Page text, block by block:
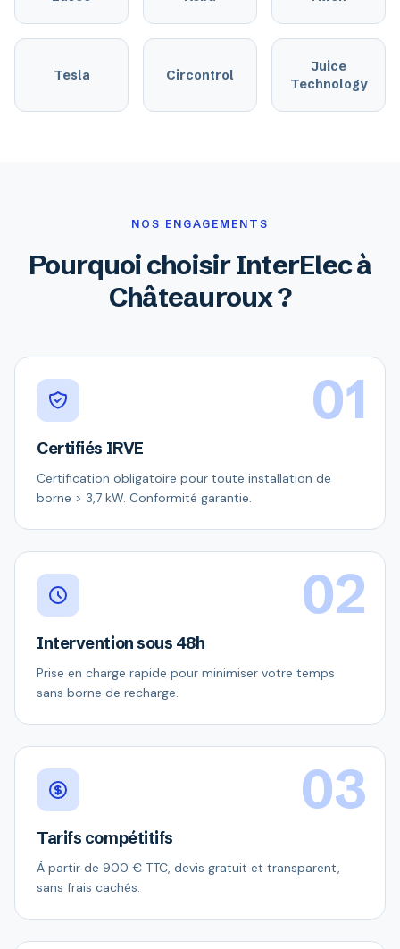
Tesla Circontrol
Juice
Technology
NOS ENGAGEMENTS
Pourquoi choisir InterElec à
Châteauroux ?
01
Certifiés IRVE
Certification obligatoire pour toute installation de
borne > 3,7 kW. Conformité garantie.
02
Intervention sous 48h
Prise en charge rapide pour minimiser votre temps
sans borne de recharge.
03
Tarifs compétitifs
À partir de 900 € TTC, devis gratuit et transparent,
sans frais cachés.